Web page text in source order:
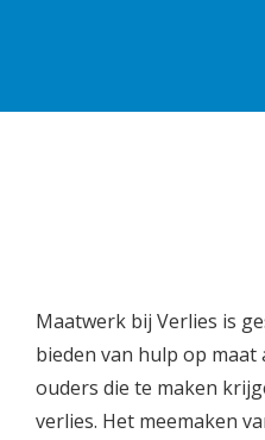
Maatwerk bij Verlies is
bieden van hulp op
ouders die te maken
verlies. Het meemaken